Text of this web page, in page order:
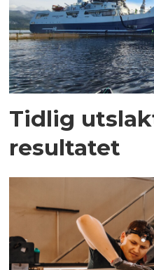
Tidlig
resultatet